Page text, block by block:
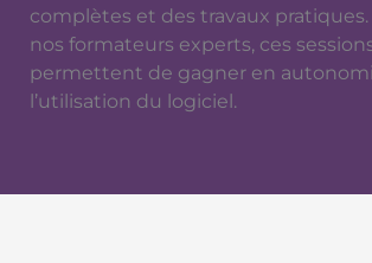
complètes et des travaux
nos formateurs experts, ces
permettent de gagner en
l’utilisation du logiciel.